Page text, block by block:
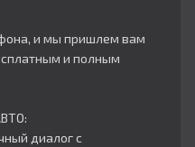
и мы пришлем вам
и полным
диалог с